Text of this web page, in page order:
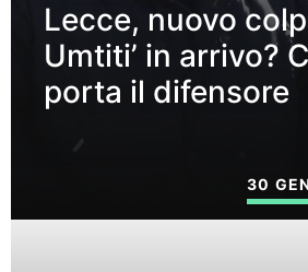
Lecce, nuovo
Umtiti’ in arrivo?
porta il difensore
30